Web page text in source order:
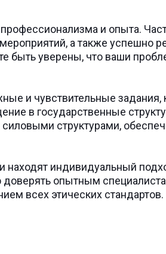
и опыта.
а также успешно
быть уверены, что ваши
и чувствительные задания,
в государственные
структурами,
индивидуальный
опытным
всех этических стандартов.